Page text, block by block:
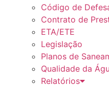
Código de
Contrato de
ETA/ETE
Legislação
Planos de
Qualidade da
Relatórios